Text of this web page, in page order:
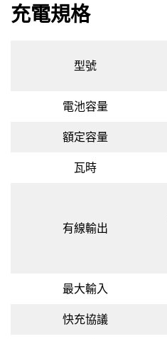
充電規格
型號
電池容量
額定容量
瓦時
有線輸出
最大輸入
快充協議